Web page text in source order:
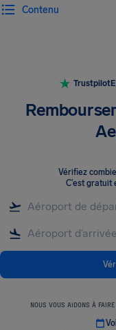
Contenu
Trustpilot
Vérifiez
C’est gratuit
NOUS VOUS AIDONS À